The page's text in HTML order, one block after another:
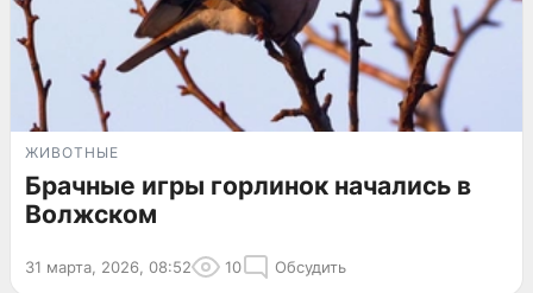
ЖИВОТНЫЕ
Брачные игры горлинок начались в
Волжском
31 марта, 2026, 08:52 10 Обсудить